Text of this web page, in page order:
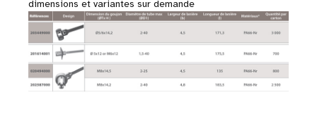
dimensions et variantes sur demande